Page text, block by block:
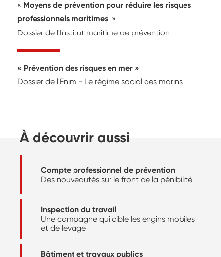
Moyens de prévention pour réduire les risques
professionnels maritimes
Dossier de l'Institut maritime de prévention
Prévention des risques en mer
Dossier de l'Enim - Le régime social des marins
À découvrir aussi
Compte professionnel de prévention
Des nouveautés sur le front de la pénibilité
Inspection du travail
Une campagne qui cible les engins mobiles
et de levage
Bâtiment et travaux publics